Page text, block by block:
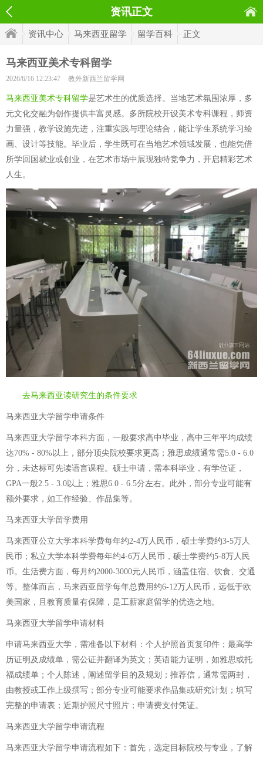
资讯正文
资讯中心 马来西亚留学 留学百科 正文
马来西亚美术专科留学
2026/6/16 12:23:47 教外新西兰留学网
马来西亚美术专科留学是艺术生的优质选择。当地艺术氛围浓厚，多
元文化交融为创作提供丰富灵感。多所院校开设美术专科课程，师资
力量强，教学设施先进，注重实践与理论结合，能让学生系统学习绘
画、设计等技能。毕业后，学生既可在当地艺术领域发展，也能凭借
所学回国就业或创业，在艺术市场中展现独特竞争力，开启精彩艺术
人生。
去马来西亚读研究生的条件要求
马来西亚大学留学申请条件
马来西亚大学留学本科方面，一般要求高中毕业，高中三年平均成绩
达70% - 80%以上，部分顶尖院校要求更高；雅思成绩通常需5.0 - 6.0
分，未达标可先读语言课程。硕士申请，需本科毕业，有学位证，
GPA一般2.5 - 3.0以上；雅思6.0 - 6.5分左右。此外，部分专业可能有
额外要求，如工作经验、作品集等。
马来西亚大学留学费用
马来西亚公立大学本科学费每年约2-4万人民币，硕士学费约3-5万人
民币；私立大学本科学费每年约4-6万人民币，硕士学费约5-8万人民
币。生活费方面，每月约2000-3000元人民币，涵盖住宿、饮食、交通
等。整体而言，马来西亚留学每年总费用约6-12万人民币，远低于欧
美国家，且教育质量有保障，是工薪家庭留学的优选之地。
马来西亚大学留学申请材料
申请马来西亚大学，需准备以下材料：个人护照首页复印件；最高学
历证明及成绩单，需公证并翻译为英文；英语能力证明，如雅思或托
福成绩单；个人陈述，阐述留学目的及规划；推荐信，通常需两封，
由教授或工作上级撰写；部分专业可能要求作品集或研究计划；填写
完整的申请表；近期护照尺寸照片；申请费支付凭证。
马来西亚大学留学申请流程
马来西亚大学留学申请流程如下：首先，选定目标院校与专业，了解